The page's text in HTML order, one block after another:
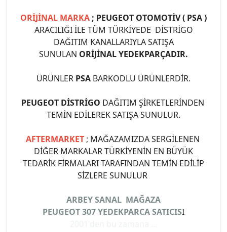
ORİJİNAL MARKA ; PEUGEOT OTOMOTİV ( PSA )
ARACILIĞI İLE TÜM TÜRKİYEDE DİSTRİGO
DAĞITIM KANALLARIYLA SATIŞA
SUNULAN ORİJİNAL YEDEKPARÇADIR.
ÜRÜNLER PSA BARKODLU ÜRÜNLERDİR.
PEUGEOT DİSTRİGO DAĞITIM ŞİRKETLERİNDEN
TEMİN EDİLEREK SATIŞA SUNULUR.
AFTERMARKET ; MAĞAZAMIZDA SERGİLENEN
DİĞER MARKALAR TÜRKİYENİN EN BÜYÜK
TEDARİK FİRMALARI TARAFINDAN TEMİN EDİLİP
SİZLERE SUNULUR
ARBEY SANAL MAĞAZA
PEUGEOT 307 YEDEKPARCA SATICISI